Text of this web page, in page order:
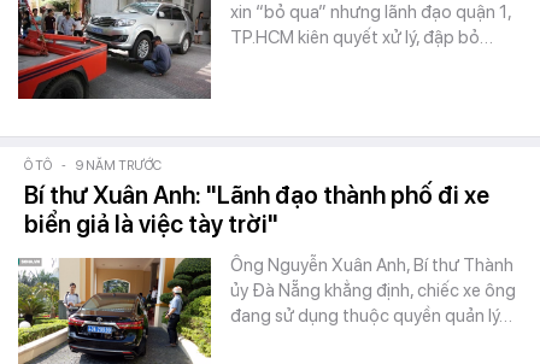
xin “bỏ qua” nhưng lãnh đạo quận 1,
TP.HCM kiên quyết xử lý, đập bỏ…
Ô TÔ - 9 NĂM TRƯỚC
Bí thư Xuân Anh: "Lãnh đạo thành phố đi xe
biển giả là việc tày trời"
Ông Nguyễn Xuân Anh, Bí thư Thành
ủy Đà Nẵng khẳng định, chiếc xe ông
đang sử dụng thuộc quyền quản lý…